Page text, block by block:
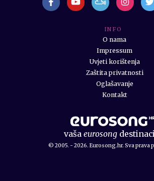
vaša eurosong
© 2005. - 2026. Eurosong.hr. Sva prava
I N F O
O nama
Impressum
Uvjeti korištenja
Zaštita privatnosti
Oglašavanje
Kontakt